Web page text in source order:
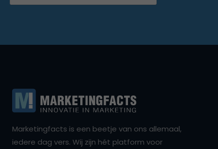
Marketingfacts is een beetje van ons allemaal,
iedere dag vers. Wij zijn hét platform voor